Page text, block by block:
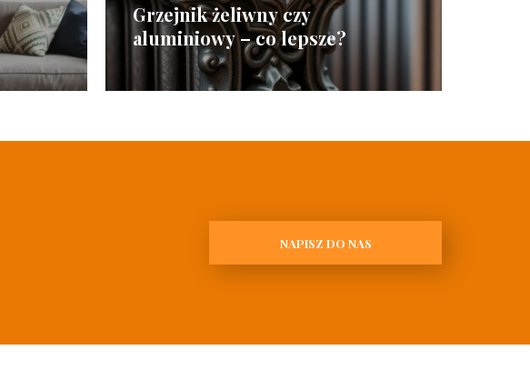
Grzejnik żeliwny czy
aluminiowy – co lepsze?
NAPISZ DO NAS